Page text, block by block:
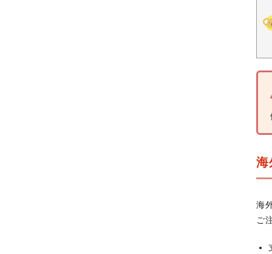
海
海
ご